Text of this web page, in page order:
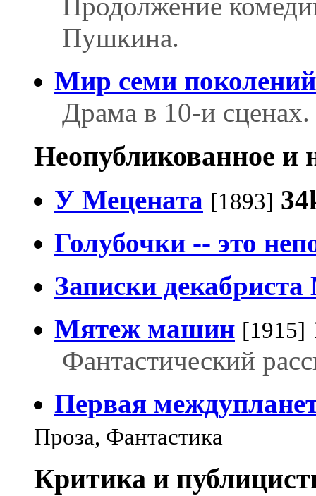
Продолжение
Пушкина.
Мир семи поколений
Драма в 10-и сценах.
Неопубликованное и
У Мецената [1893]
Голубочки -- это
Записки
Мятеж машин [1915]
Фантастический
Первая
Проза, Фантастика
Критика и